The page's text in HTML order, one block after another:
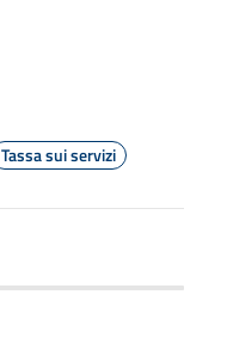
Tassa sui servizi